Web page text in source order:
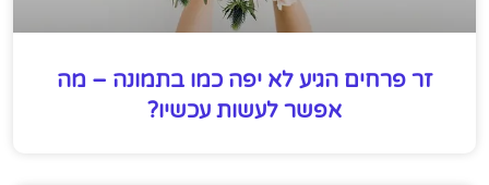
זר פרחים הגיע לא יפה כמו בתמונה – מה
אפשר לעשות עכשיו?